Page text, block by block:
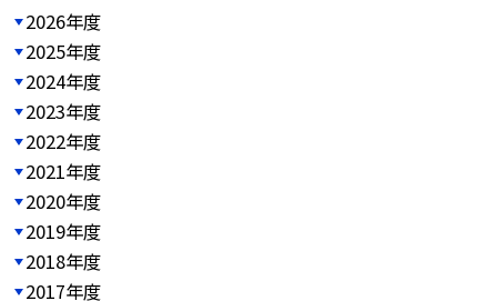
2026年度
2025年度
2024年度
2023年度
2022年度
2021年度
2020年度
2019年度
2018年度
2017年度